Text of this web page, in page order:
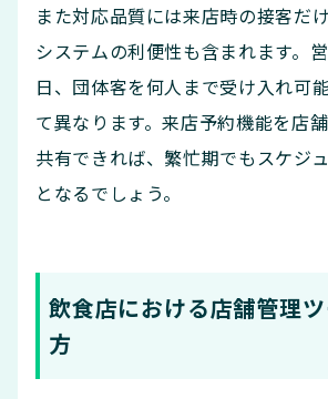
また対応品質には来店時の接客だ
システムの利便性も含まれます。
日、団体客を何人まで受け入れ可
て異なります。来店予約機能を店
共有できれば、繁忙期でもスケジ
となるでしょう。
飲食店における店舗管理
方